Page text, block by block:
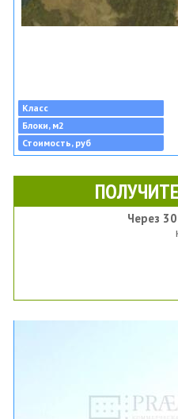
Класс
Блоки, м2
Стоимость, руб
Через